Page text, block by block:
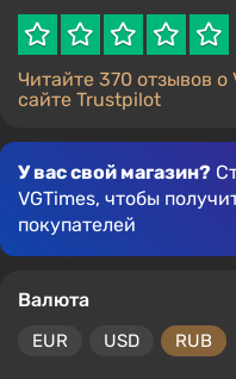
Читайте 370 отзывов
сайте Trustpilot
У вас свой магазин?
VGTimes, чтобы
покупателей
Валюта
EUR USD RUB